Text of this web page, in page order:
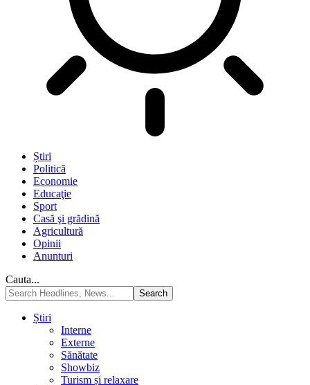
Știri
Politică
Economie
Educaţie
Sport
Casă şi grădină
Agricultură
Opinii
Anunturi
Cauta...
Știri
Interne
Externe
Sănătate
Showbiz
Turism și relaxare